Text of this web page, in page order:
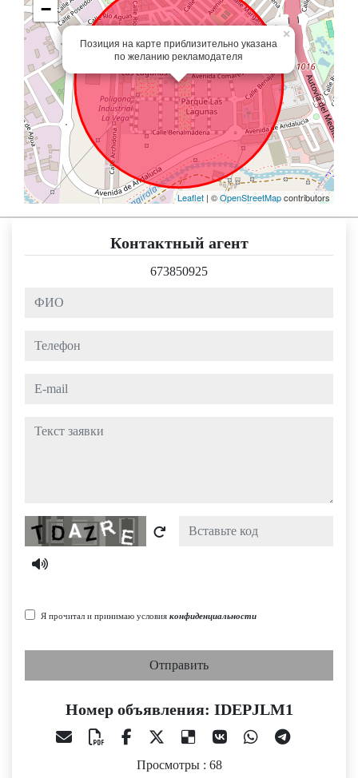
Позиция на карте приблизительно указана
по желанию рекламодателя
×
−
Leaflet | ©OpenStreetMapcontributors
Контактный агент
673850925
ФИО
Телефон
e-mail
Текст заявки
Captcha
Я прочитал и принимаю условия конфиденциальности
Отправить
Номер объявления: IDEPJLM1
Просмотры : 68